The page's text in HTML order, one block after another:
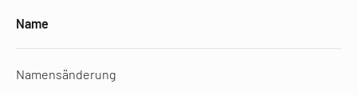
Name
Namensänderung